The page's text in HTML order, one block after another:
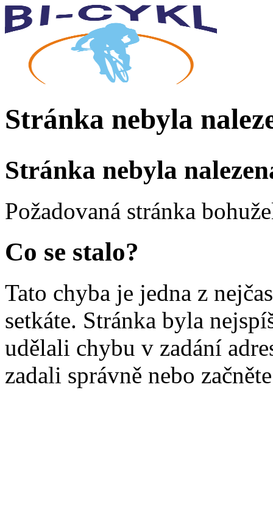
Stránka nebyla
Stránka nebyla
Požadovaná stránka
Co se stalo?
Tato chyba je jedna z
setkáte. Stránka byla
udělali chybu v zadání
zadali správně nebo